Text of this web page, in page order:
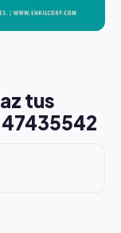
tus